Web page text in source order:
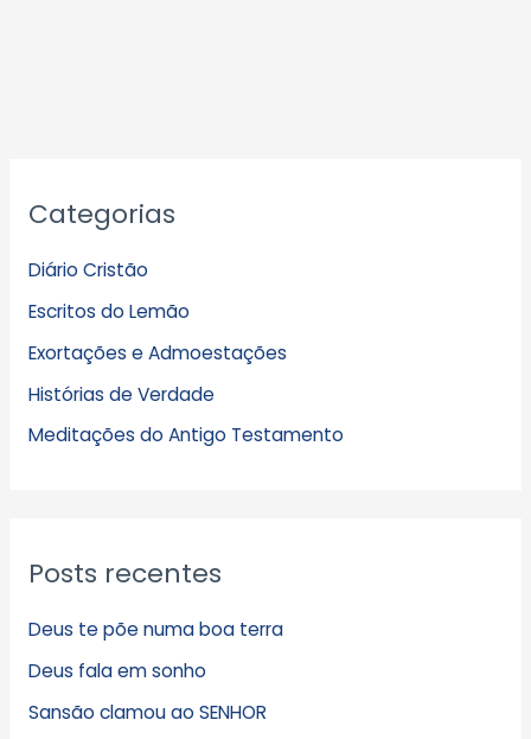
Categorias
Diário Cristão
Escritos do Lemão
Exortações e Admoestações
Histórias de Verdade
Meditações do Antigo Testamento
Posts recentes
Deus te põe numa boa terra
Deus fala em sonho
Sansão clamou ao SENHOR
r
i
v
o
s